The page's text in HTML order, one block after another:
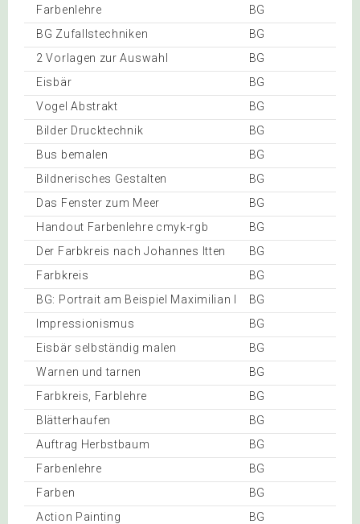
Farbenlehre
BG
BG Zufallstechniken
BG
2 Vorlagen zur Auswahl
BG
Eisbär
BG
Vogel Abstrakt
BG
Bilder Drucktechnik
BG
Bus bemalen
BG
Bildnerisches Gestalten
BG
Das Fenster zum Meer
BG
Handout Farbenlehre cmyk-rgb
BG
Der Farbkreis nach Johannes Itten
BG
Farbkreis
BG
BG: Portrait am Beispiel Maximilian I
BG
Impressionismus
BG
Eisbär selbständig malen
BG
Warnen und tarnen
BG
Farbkreis, Farblehre
BG
Blätterhaufen
BG
Auftrag Herbstbaum
BG
Farbenlehre
BG
Farben
BG
Action Painting
BG